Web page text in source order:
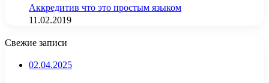
Аккредитив что это простым языком
11.02.2019
Свежие записи
02.04.2025